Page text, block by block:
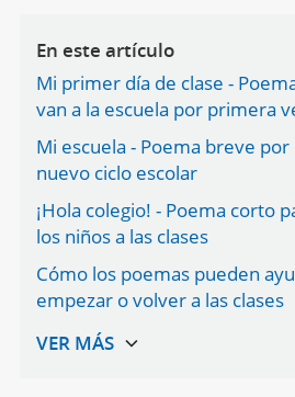
En este artículo
Mi primer día de clase -
van a la escuela por primera
Mi escuela - Poema breve
nuevo ciclo escolar
¡Hola colegio! - Poema corto
los niños a las clases
Cómo los poemas pueden
empezar o volver a las clases